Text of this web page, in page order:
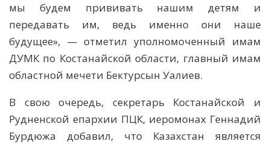
мы будем прививать нашим детям и
передавать им, ведь именно они наше
будущее», — отметил уполномоченный имам
ДУМК по Костанайской области, главный имам
областной мечети Бектурсын Уалиев.
В свою очередь, секретарь Костанайской и
Рудненской епархии ПЦК, иеромонах Геннадий
Бурдюжа добавил, что Казахстан является